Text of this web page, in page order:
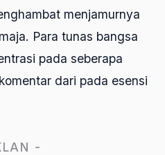
menjamurnya
Para tunas bangsa
pada seberapa
dari pada esensi
-